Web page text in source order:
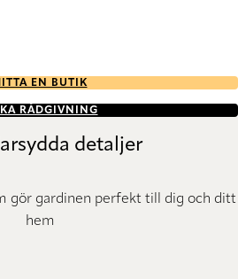
EN BUTIK
RÅDGIVNING
detaljer
gör gardinen perfekt till dig och ditt
hem